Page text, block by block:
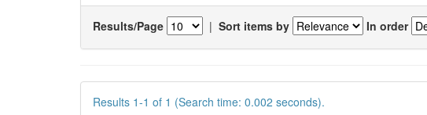
Results/Page | Sort items by In order
Results 1-1 of 1 (Search time: 0.002 seconds).